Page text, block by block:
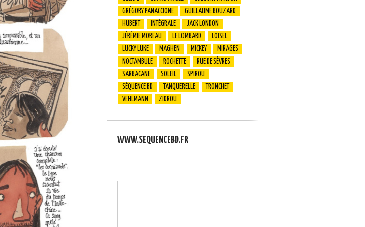
GRÉGORY PANACCIONE
GUILLAUME BOUZARD
HUBERT
INTÉGRALE
JACK LONDON
JÉRÉMIE MOREAU
LE LOMBARD
LOISEL
LUCKY LUKE
MAGHEN MICKEY
MIRAGES
NOCTAMBULE
ROCHETTE
RUE DE SÈVRES
SARBACANE
SOLEIL
SPIROU
SÉQUENCE BD
TANQUERELLE
TRONCHET
VEHLMANN
ZIDROU
WWW.SEQUENCEBD.FR